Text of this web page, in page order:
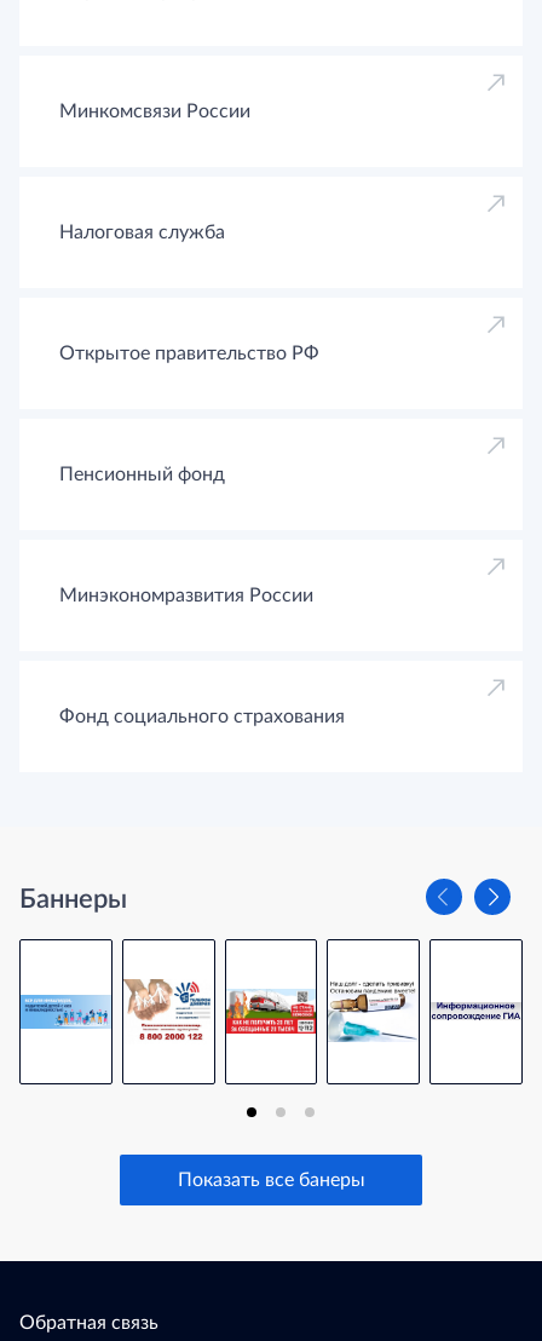
Минкомсвязи России
Налоговая служба
Открытое правительство РФ
Пенсионный фонд
Минэкономразвития России
Фонд социального страхования
Баннеры
Показать все банеры
Обратная связь